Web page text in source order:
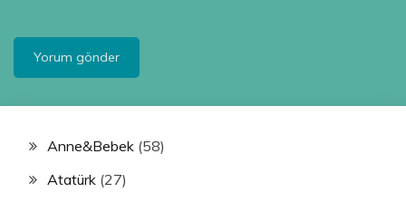
Anne&Bebek (58)
Atatürk (27)